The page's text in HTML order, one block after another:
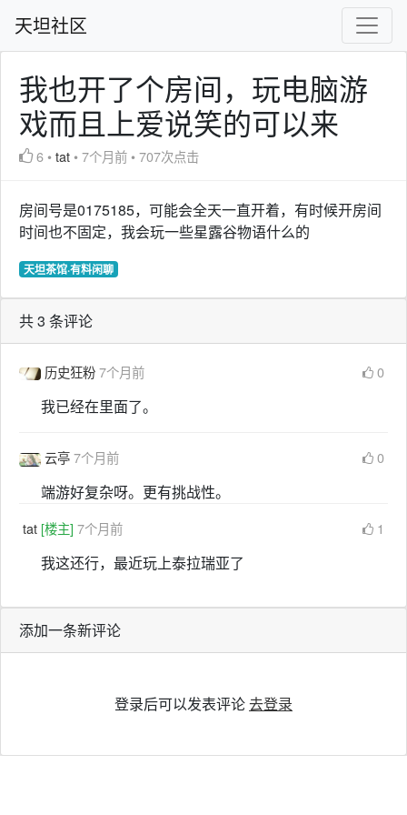
天坦社区
我也开了个房间，玩电脑游
戏而且上爱说笑的可以来
6 •tat •7个月前 •707次点击
房间号是0175185，可能会全天一直开着，有时候开房间
时间也不固定，我会玩一些星露谷物语什么的
天坦茶馆·有料闲聊
共 3 条评论
历史狂粉7个月前 0
我已经在里面了。
云亭7个月前 0
端游好复杂呀。更有挑战性。
tat [楼主] 7个月前 1
我这还行，最近玩上泰拉瑞亚了
添加一条新评论
登录后可以发表评论去登录